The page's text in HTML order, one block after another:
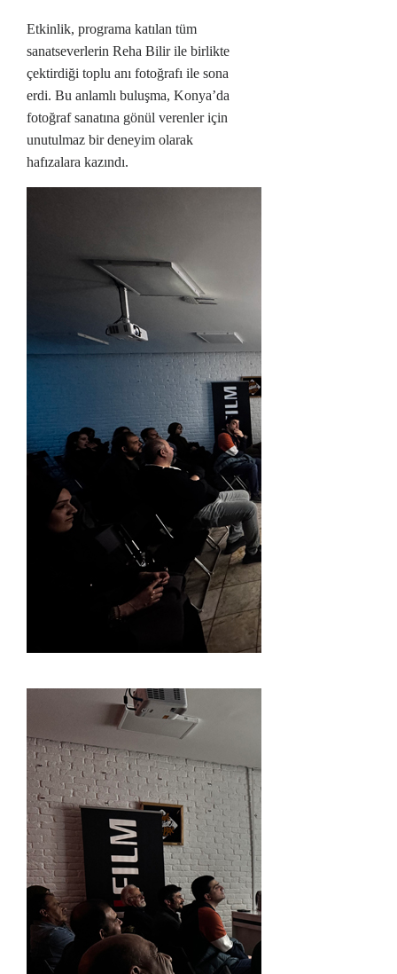
Etkinlik, programa katılan tüm
sanatseverlerin Reha Bilir ile birlikte
çektirdiği toplu anı fotoğrafı ile sona
erdi. Bu anlamlı buluşma, Konya’da
fotoğraf sanatına gönül verenler için
unutulmaz bir deneyim olarak
hafızalara kazındı.